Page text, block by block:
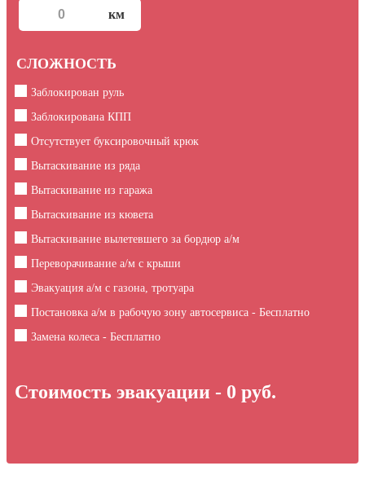
СЛОЖНОСТЬ
Заблокирован руль
Заблокирована КПП
Отсутствует буксировочный крюк
Вытаскивание из ряда
Вытаскивание из гаража
Вытаскивание из кювета
Вытаскивание вылетевшего за бордюр а/м
Переворачивание а/м с крыши
Эвакуация а/м с газона, тротуара
Постановка а/м в рабочую зону автосервиса - Бесплатно
Замена колеса - Бесплатно
Стоимость эвакуации - 0 руб.